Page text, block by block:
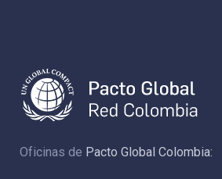
Oficinas de Pacto Global Colombia: